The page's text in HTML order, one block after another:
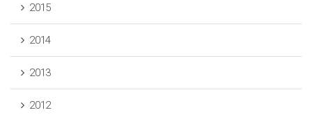
2015
2014
2013
2012